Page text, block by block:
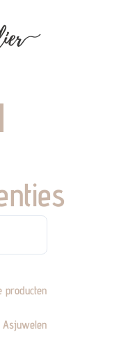
producten
Asjuwelen